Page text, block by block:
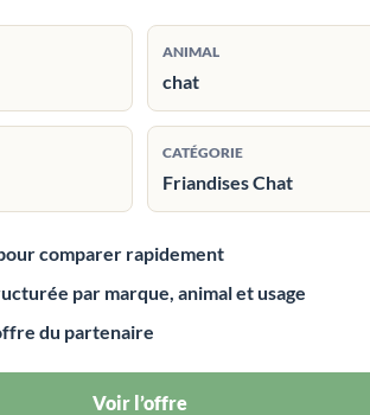
ANIMAL
chat
CATÉGORIE
Friandises Chat
comparer rapidement
par marque, animal et usage
du partenaire
Voir l’offre